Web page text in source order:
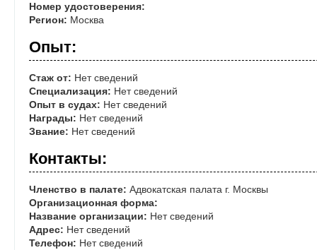
Номер удостоверения:
Регион: Москва
Опыт:
Стаж от: Нет сведений
Специализация: Нет сведений
Опыт в судах: Нет сведений
Награды: Нет сведений
Звание: Нет сведений
Контакты:
Членство в палате: Адвокатская палата г. Москвы
Организационная форма:
Название организации: Нет сведений
Адрес: Нет сведений
Телефон: Нет сведений